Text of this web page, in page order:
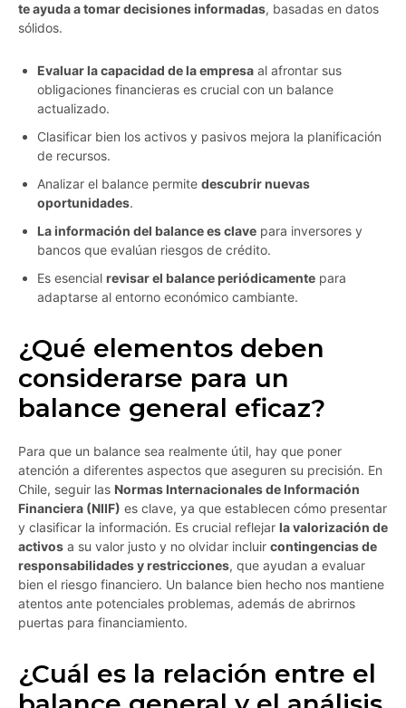
te ayuda a tomar decisiones informadas, basadas en datos
sólidos.
Evaluar la capacidad de la empresa al afrontar sus
obligaciones financieras es crucial con un balance
actualizado.
Clasificar bien los activos y pasivos mejora la planificación
de recursos.
Analizar el balance permite descubrir nuevas
oportunidades.
La información del balance es clave para inversores y
bancos que evalúan riesgos de crédito.
Es esencial revisar el balance periódicamente para
adaptarse al entorno económico cambiante.
¿Qué elementos deben
considerarse para un
balance general eficaz?
Para que un balance sea realmente útil, hay que poner
atención a diferentes aspectos que aseguren su precisión. En
Chile, seguir las Normas Internacionales de Información
Financiera (NIIF) es clave, ya que establecen cómo presentar
y clasificar la información. Es crucial reflejar la valorización de
activos a su valor justo y no olvidar incluir contingencias de
responsabilidades y restricciones, que ayudan a evaluar
bien el riesgo financiero. Un balance bien hecho nos mantiene
atentos ante potenciales problemas, además de abrirnos
puertas para financiamiento.
¿Cuál es la relación entre el